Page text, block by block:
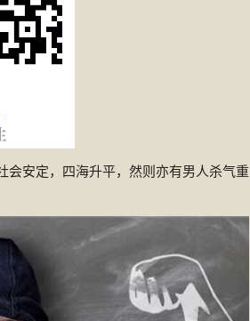
会安定，四海升平，然则亦有男人杀气重